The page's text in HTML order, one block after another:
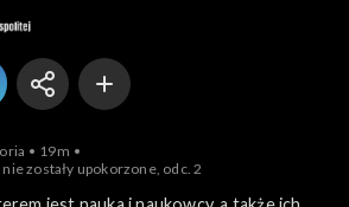
19m
zostały upokorzone, odc. 2